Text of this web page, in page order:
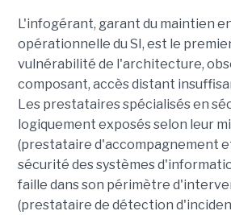
L'infogérant, garant du maintien
opérationnelle du SI, est le
vulnérabilité de l'architecture,
composant, accès distant
Les prestataires spécialisés en
logiquement exposés selon leur
(prestataire d'accompagnement
sécurité des systèmes
faille dans son périmètre
(prestataire de détection